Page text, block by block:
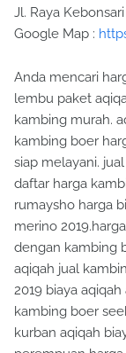
Jl. Raya
Google Map :
Anda mencari
lembu paket
kambing murah.
kambing boer
siap melayani.
daftar harga
rumaysho harga
merino
dengan kambing
aqiqah jual
2019 biaya
kambing boer
kurban aqiqah